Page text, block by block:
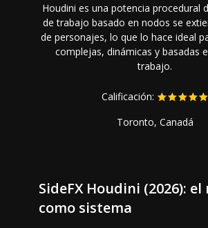
Houdini es una potencia procedural
de trabajo basado en nodos se
de personajes, lo que lo hace ideal
complejas, dinámicas y basadas
trabajo.
Calificación:
Toronto, Canadá
SideFX Houdini (2026):
como sistema